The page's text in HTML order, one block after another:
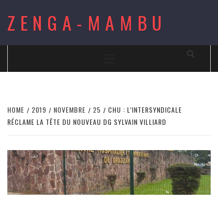
content
ZENGA-MAMBU
HOME 2019 NOVEMBRE 25
CHU : L’INTERSYNDICALE
RÉCLAME LA TÊTE DU NOUVEAU DG SYLVAIN VILLIARD